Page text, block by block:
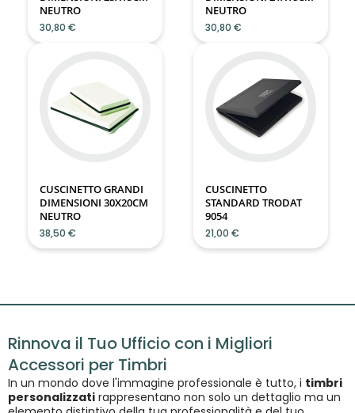
NEUTRO
30,80 €
NEUTRO
30,80 €
CUSCINETTO GRANDI
DIMENSIONI 30X20CM
NEUTRO
38,50 €
CUSCINETTO
STANDARD TRODAT
9054
21,00 €
Rinnova il Tuo Ufficio con i Migliori
Accessori per Timbri
In un mondo dove l'immagine professionale è tutto, i timbri
personalizzati rappresentano non solo un dettaglio ma un